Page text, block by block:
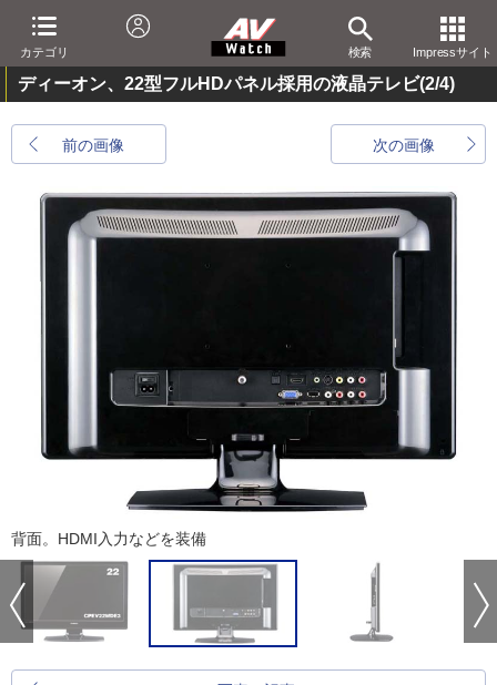
カテゴリ 検索 Impressサイト
ディーオン、22型フルHDパネル採用の液晶テレビ(2/4)
前の画像 次の画像
背面。HDMI入力などを装備